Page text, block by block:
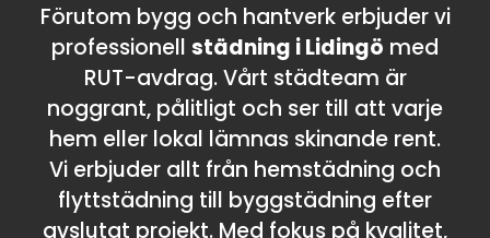
Förutom bygg och hantverk erbjuder vi
professionell städning i Lidingö med
RUT-avdrag. Vårt städteam är
noggrant, pålitligt och ser till att varje
hem eller lokal lämnas skinande rent.
Vi erbjuder allt från hemstädning och
flyttstädning till byggstädning efter
avslutat projekt. Med fokus på kvalitet,